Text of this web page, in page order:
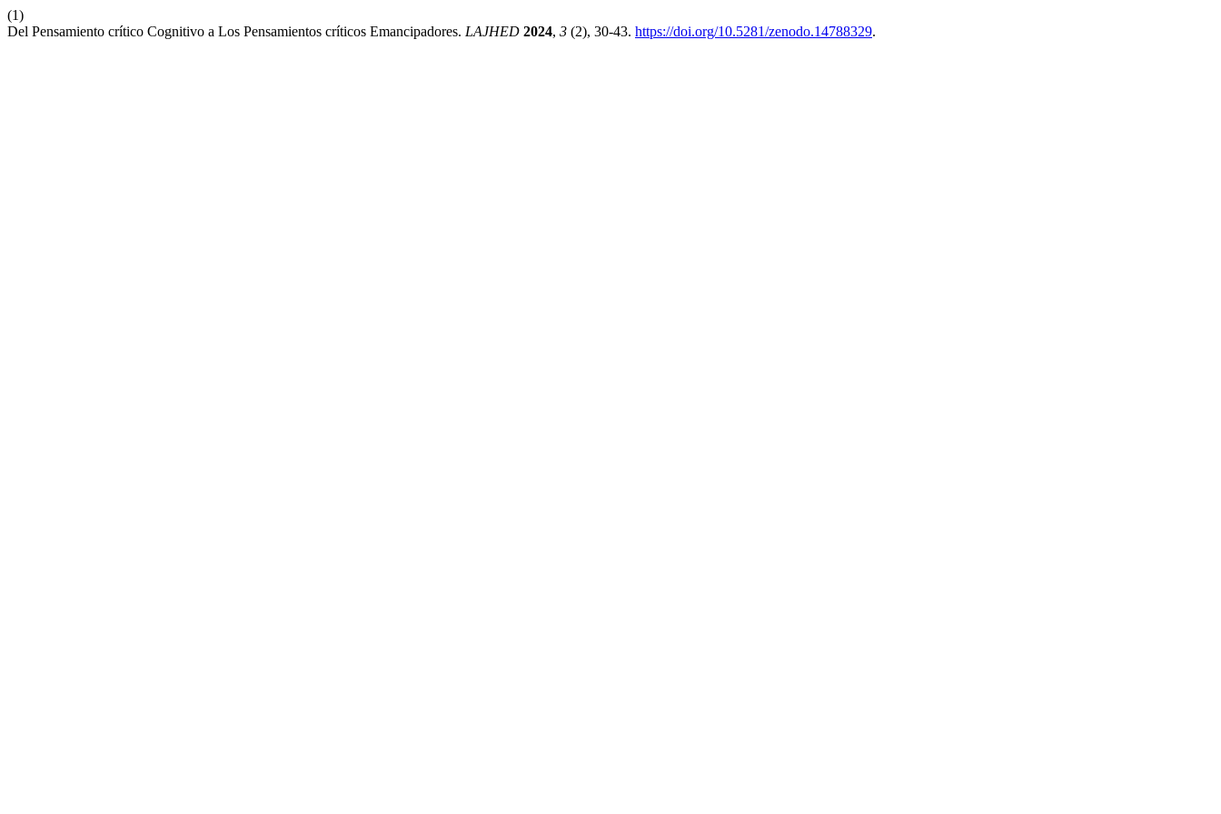
(1)
Del Pensamiento crítico Cognitivo a Los Pensamientos críticos Emancipadores. LAJHED 2024, 3 (2), 30-43. https://doi.org/10.5281/zenodo.14788329.